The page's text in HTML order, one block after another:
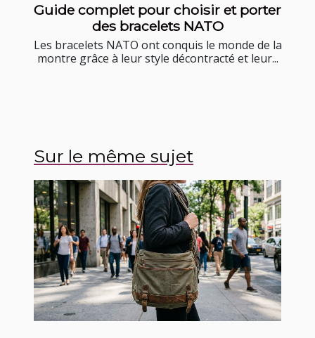
Guide complet pour choisir et porter
des bracelets NATO
Les bracelets NATO ont conquis le monde de la
montre grâce à leur style décontracté et leur...
Sur le même sujet